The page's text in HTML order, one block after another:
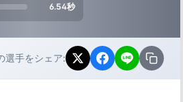
6.54秒
選手をシェア: